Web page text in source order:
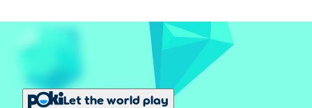
Let the world play